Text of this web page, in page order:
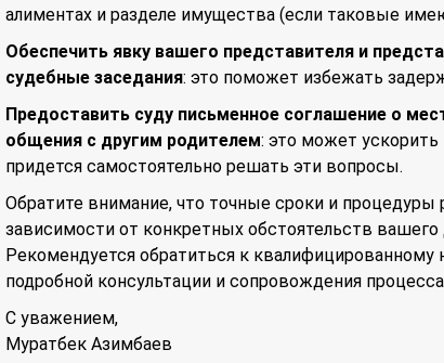
алиментах и разделе имущества (если таковые
Обеспечить явку вашего представителя и
судебные заседания: это поможет избежать
Предоставить суду письменное соглашение о
общения с другим родителем: это может ускорить
придется самостоятельно решать эти вопросы.
Обратите внимание, что точные сроки и процедуры
зависимости от конкретных обстоятельств вашего
Рекомендуется обратиться к квалифицированному
подробной консультации и сопровождения
С уважением,
Муратбек Азимбаев